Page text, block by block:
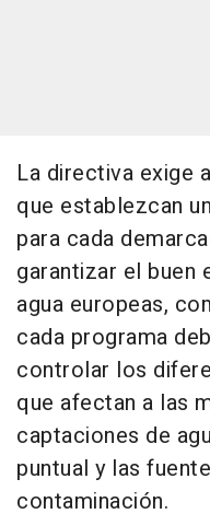
La directiva exige
que establezcan
para cada
garantizar el buen
agua europeas,
cada programa
controlar los
que afectan a las
captaciones de
puntual y las
contaminación.